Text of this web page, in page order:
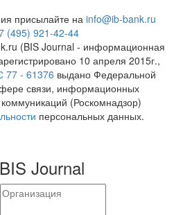
присылайте на info@ib-bank.ru
(495) 921-42-44
(BIS Journal - информационная
10 апреля 2015г.,
77 - 61376 выдано Федеральной
связи, информационных
(Роскомнадзор)
персональных данных.
Journal